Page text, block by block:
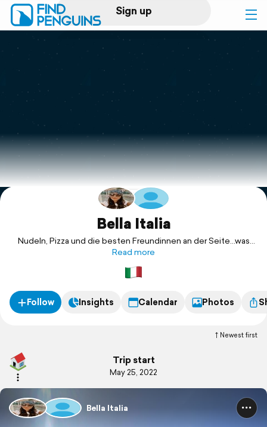
Sign up
Log in
Print a book
Flyover video
Explore
Bella Italia
Nudeln, Pizza und die besten Freundinnen an der Seite…was
will man mehr ♥️
📍Capri - Amalfi - Positano - Neapel
Read more
Follow Insights Calendar Photos
Newest first
Trip start
May 25, 2022
Bella Italia